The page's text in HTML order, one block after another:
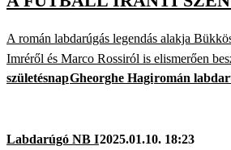
A román labdarúgás legendás alakja
Imréről és Marco Rossiról is elismerően
születésnapGheorghe Hagiromán
Labdarúgó NB I2025.01.10. 18:23